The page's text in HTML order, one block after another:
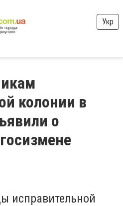
Укр
колонии в
о
исправительной